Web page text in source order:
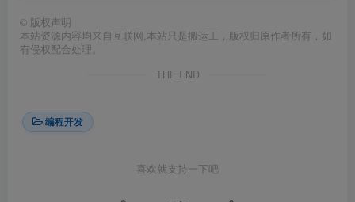
© 版权声明
本站资源内容均来自互联网,本站只是搬运工，版权归原作者所有，如
有侵权配合处理。
THE END
编程开发
喜欢就支持一下吧